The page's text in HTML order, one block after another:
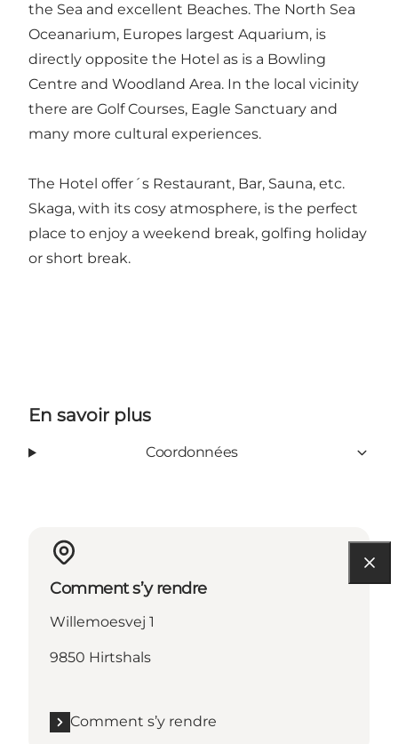
the Sea and excellent Beaches. The North Sea
Oceanarium, Europes largest Aquarium, is
directly opposite the Hotel as is a Bowling
Centre and Woodland Area. In the local vicinity
there are Golf Courses, Eagle Sanctuary and
many more cultural experiences.
The Hotel offer´s Restaurant, Bar, Sauna, etc.
Skaga, with its cosy atmosphere, is the perfect
place to enjoy a weekend break, golfing holiday
or short break.
En savoir plus
Coordonnées
Comment s’y rendre
Willemoesvej 1
9850 Hirtshals
Comment s’y rendre